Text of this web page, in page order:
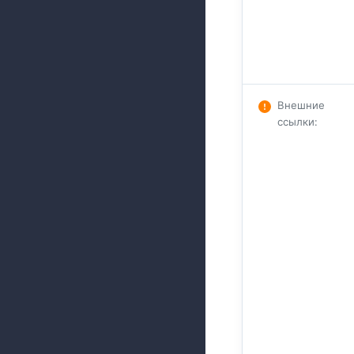
Внешние
ссылки: